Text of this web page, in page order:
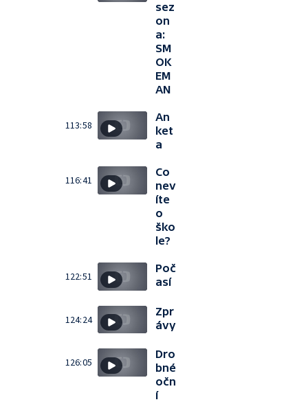
sez
on
a:
SM
OK
EM
AN
113:58
An
ket
a
116:41
Co
nev
íte
o
ško
le?
122:51
Poč
así
124:24
Zpr
ávy
126:05
Dro
bné
očn
í